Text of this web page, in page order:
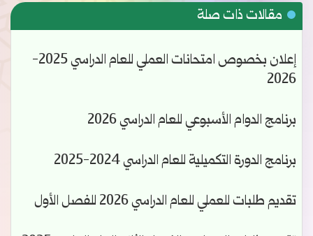
مقالات ذات صلة
إعلان بخصوص امتحانات العملي للعام الدراسي 2025-
2026
برنامج الدوام الأسبوعي للعام الدراسي 2026
برنامج الدورة التكميلية للعام الدراسي 2024-2025
تقديم طلبات للعملي للعام الدراسي 2026 للفصل الأول